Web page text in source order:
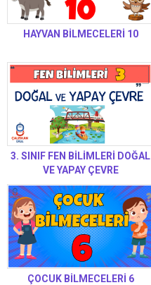
HAYVAN BİLMECELERİ 10
3. SINIF FEN BİLİMLERİ DOĞAL
VE YAPAY ÇEVRE
ÇOCUK BİLMECELERİ 6